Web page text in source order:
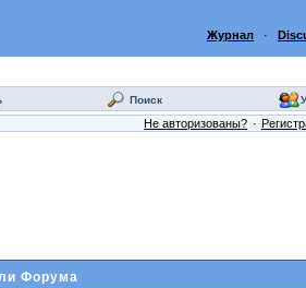
Журнал ·
Поиск
Не авторизованы?
Форума